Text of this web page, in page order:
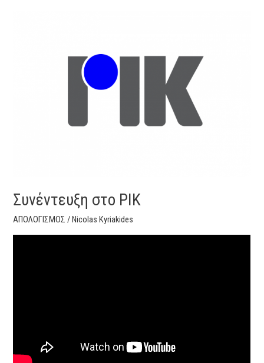
Συνέντευξη στο ΡΙΚ
ΑΠΟΛΟΓΙΣΜΟΣ /Nicolas Kyriakides